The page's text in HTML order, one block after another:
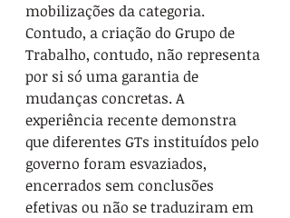
mobilizações da categoria.
Contudo, a criação do Grupo de
Trabalho, contudo, não representa
por si só uma garantia de
mudanças concretas. A
experiência recente demonstra
que diferentes GTs instituídos pelo
governo foram esvaziados,
encerrados sem conclusões
efetivas ou não se traduziram em